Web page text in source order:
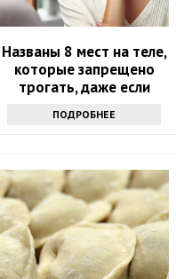
Названы 8 мест на теле,
которые запрещено
трогать, даже если
ПОДРОБНЕЕ